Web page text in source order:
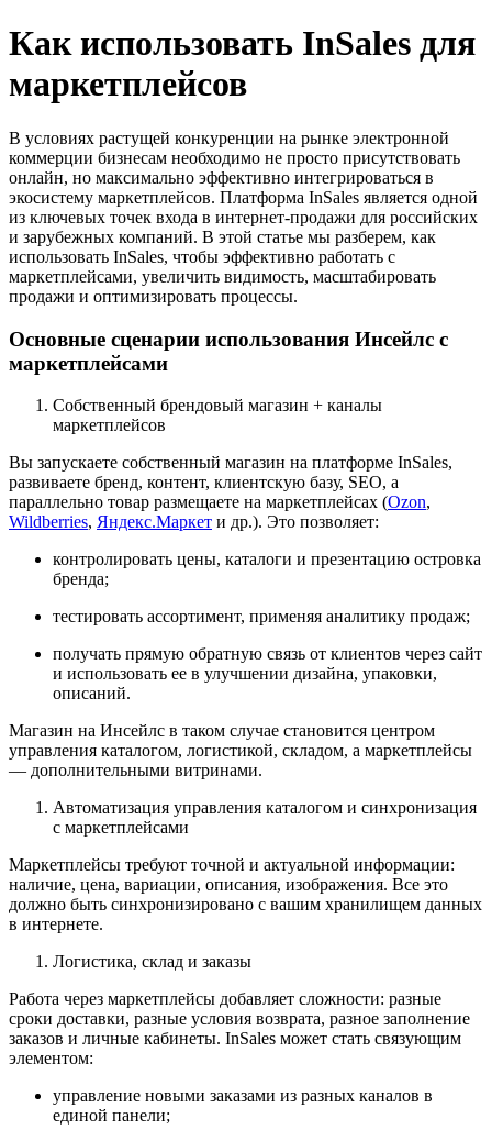
Как использовать InSales для
маркетплейсов
В условиях растущей конкуренции на рынке электронной
коммерции бизнесам необходимо не просто присутствовать
онлайн, но максимально эффективно интегрироваться в
экосистему маркетплейсов. Платформа InSales является одной
из ключевых точек входа в интернет-продажи для российских
и зарубежных компаний. В этой статье мы разберем, как
использовать InSales, чтобы эффективно работать с
маркетплейсами, увеличить видимость, масштабировать
продажи и оптимизировать процессы.
Основные сценарии использования Инсейлс с
маркетплейсами
Собственный брендовый магазин + каналы
маркетплейсов
Вы запускаете собственный магазин на платформе InSales,
развиваете бренд, контент, клиентскую базу, SEO, а
параллельно товар размещаете на маркетплейсах (Ozon,
Wildberries, Яндекс.Маркет и др.). Это позволяет:
контролировать цены, каталоги и презентацию островка
бренда;
тестировать ассортимент, применяя аналитику продаж;
получать прямую обратную связь от клиентов через сайт
и использовать ее в улучшении дизайна, упаковки,
описаний.
Магазин на Инсейлс в таком случае становится центром
управления каталогом, логистикой, складом, а маркетплейсы
— дополнительными витринами.
Автоматизация управления каталогом и синхронизация
с маркетплейсами
Маркетплейсы требуют точной и актуальной информации:
наличие, цена, вариации, описания, изображения. Все это
должно быть синхронизировано с вашим хранилищем данных
в интернете.
Логистика, склад и заказы
Работа через маркетплейсы добавляет сложности: разные
сроки доставки, разные условия возврата, разное заполнение
заказов и личные кабинеты. InSales может стать связующим
элементом:
управление новыми заказами из разных каналов в
единой панели;